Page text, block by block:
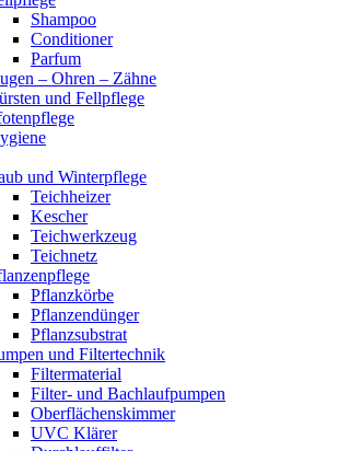
Shampoo
Conditioner
Parfum
– Ohren – Zähne
und Fellpflege
und Winterpflege
Teichheizer
Kescher
Teichwerkzeug
Teichnetz
Pflanzkörbe
Pflanzendünger
Pflanzsubstrat
und Filtertechnik
Filtermaterial
Filter- und Bachlaufpumpen
Oberflächenskimmer
UVC Klärer